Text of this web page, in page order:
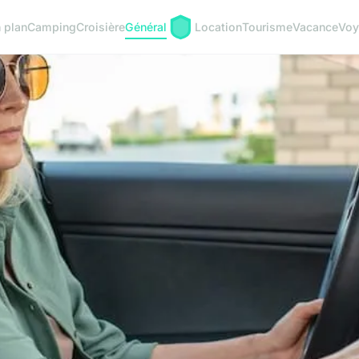
planCampingCroisièreGénéral LocationTourismeVacance